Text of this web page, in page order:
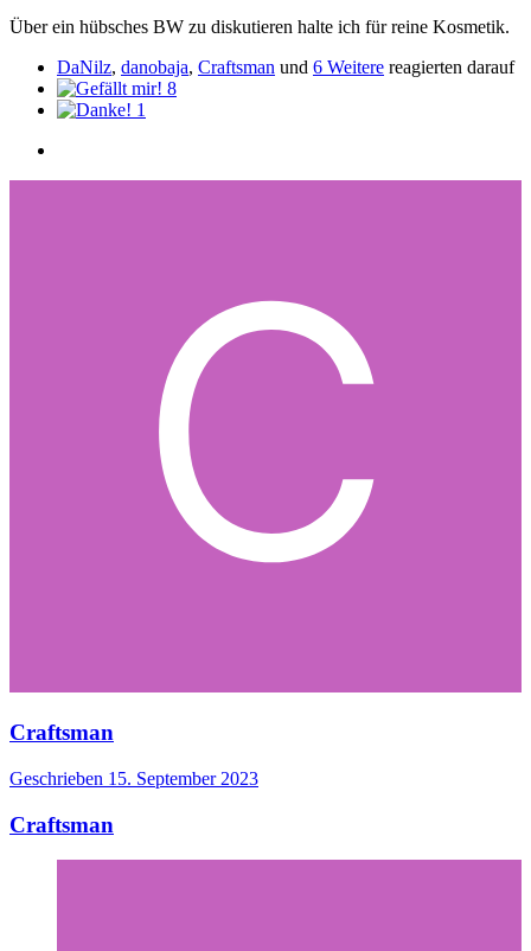
Über ein hübsches BW zu diskutieren halte ich für reine Kosmetik.
DaNilz, danobaja, Craftsman und 6 Weitere reagierten darauf
8
1
Craftsman
Geschrieben 15. September 2023
Craftsman